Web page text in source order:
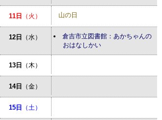
11日 （火） 山の日
12日 （水）
倉吉市立図書館：あかちゃんの
おはなしかい
13日 （木）
14日 （金）
15日 （土）